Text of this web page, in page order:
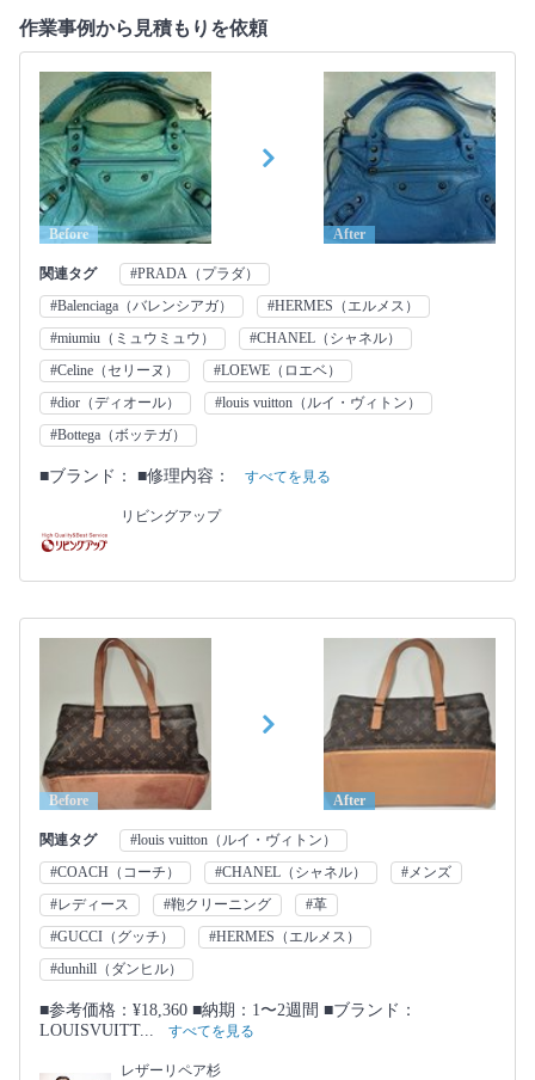
作業事例から見積もりを依頼
Before After
関連タグ
#PRADA（プラダ）
#Balenciaga（バレンシアガ）
#HERMES（エルメス）
#miumiu（ミュウミュウ）
#CHANEL（シャネル）
#Celine（セリーヌ）
#LOEWE（ロエベ）
#dior（ディオール）
#louis vuitton（ルイ・ヴィトン）
#Bottega（ボッテガ）
■ブランド： ■修理内容： すべてを見る
リビングアップ
Before After
関連タグ
#louis vuitton（ルイ・ヴィトン）
#COACH（コーチ）
#CHANEL（シャネル）
#メンズ
#レディース
#鞄クリーニング
#革
#GUCCI（グッチ）
#HERMES（エルメス）
#dunhill（ダンヒル）
■参考価格：¥18,360 ■納期：1〜2週間 ■ブランド：
LOUISVUITT...
すべてを見る
レザーリペア杉